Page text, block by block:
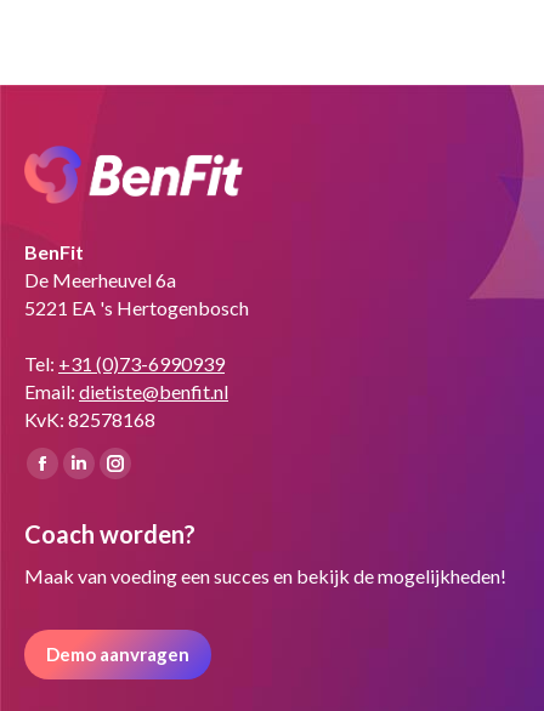
BenFit
De Meerheuvel 6a
5221 EA 's Hertogenbosch
Tel: +31 (0)73-6990939
Email: dietiste@benfit.nl
KvK: 82578168
Vind ons op:
Facebook
opens
in
window
Linkedin
opens
in
window
Instagram
opens
in
window
Coach worden?
Maak van voeding een succes en bekijk de mogelijkheden!
Demo aanvragen